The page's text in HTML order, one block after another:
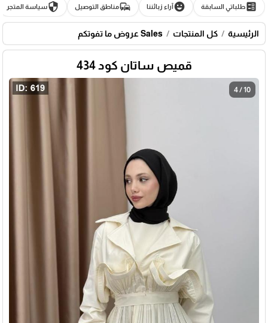
🎓
ballotطلباتي السابقة emoji_emotionsآراء زبائننا commuteمناطق التوصيل securityسياسة المتجر
الرئيسية كل المنتجات Sales عروض ما تفوتكم
قميص ساتان كود 434
4 / 10